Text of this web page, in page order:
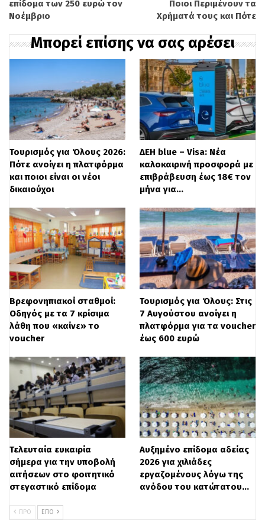
λαϊκός αθλητισμός ή ευρωστία και
υγεία ή θεραπευτική άσκηση ή
προπονητική αποκατάσταση σε
μυοσκελετικές κακώσεις και παθήσεις)
–4 θέσεις
ΠΕ Φυσικής Αγωγής (μουσικοκινητική
αγωγή – ορχηστρική ή ρυθμική
γυμναστική) –1 θέση
ΠΕ Φυσικής Αγωγής (υπαίθριες
αθλητικές δραστηριότητες ή
αθλητικός τουρισμός και αναψυχή ή
δραστηριότητες κινητικής αναψυχής)
–2 θέσεις
ΠΕ Φυσικής Αγωγής (προσαρμοσμένη
φυσική αγωγή ή ειδική φυσική αγωγή
–1 θέση
ΠΕ Φυσικής Αγωγής (αντισφαίριση) –
ΠΕ Φυσικής Αγωγής (ενόργανη
γυμναστική) –1 θέση
ΠΕ Φυσικής Αγωγής (κλασικός
αθλητισμός) – 1 θέση
Πού θα στείλετε αίτηση
Οι ενδιαφερόμενοι μπορούν να
καταθέτουν την αίτηση και τα
συνυποβαλλόμενα δικαιολογητικά είτε
επίδομα των 250 ευρώ τον
Νοέμβριο
Ποιοι Περιμένουν τα
Χρήματά τους και Πότε
Μπορεί επίσης να σας αρέσει
Τουρισμός για Όλους 2026:
Πότε ανοίγει η πλατφόρμα
και ποιοι είναι οι νέοι
δικαιούχοι
ΔΕΗ blue – Visa: Νέα
καλοκαιρινή προσφορά με
επιβράβευση έως 18€ τον
μήνα για…
Βρεφονηπιακοί σταθμοί:
Οδηγός με τα 7 κρίσιμα
λάθη που «καίνε» το
voucher
Τουρισμός για Όλους: Στις
7 Αυγούστου ανοίγει η
πλατφόρμα για τα voucher
έως 600 ευρώ
Τελευταία ευκαιρία
σήμερα για την υποβολή
αιτήσεων στο φοιτητικό
στεγαστικό επίδομα
Αυξημένο επίδομα αδείας
2026 για χιλιάδες
εργαζομένους λόγω της
ανόδου του κατώτατου…
ΠΡΟ ΕΠΌ